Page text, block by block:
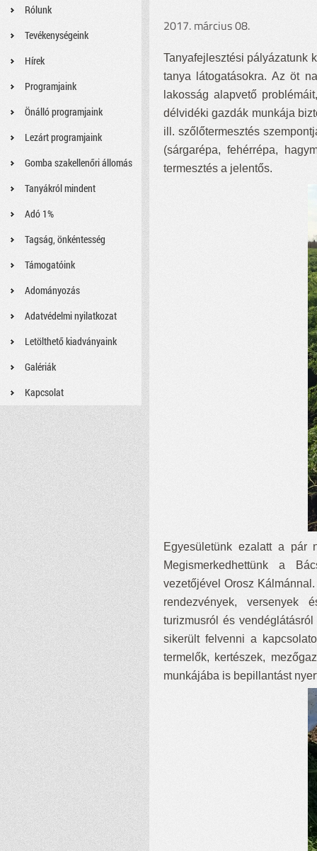
Rólunk
Tevékenységeink
Hírek
Programjaink
Önálló programjaink
Lezárt programjaink
Gomba szakellenőri állomás
Tanyákról mindent
Adó 1%
Tagság, önkéntesség
Támogatóink
Adományozás
Adatvédelmi nyilatkozat
Letölthető kiadványaink
Galériák
Kapcsolat
2017. március 08.
Tanyafejlesztési pályázatunk
tanya látogatásokra. Az öt
lakosság alapvető
délvidéki gazdák munkája
ill. szőlőtermesztés
(sárgarépa, fehérrépa,
termesztés a jelentős.
Egyesületünk ezalatt a pár
Megismerkedhettünk a
vezetőjével Orosz
rendezvények, versenyek
turizmusról és
sikerült felvenni a
termelők, kertészek,
munkájába is bepillantást